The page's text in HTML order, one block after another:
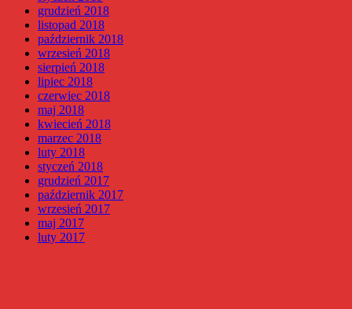
grudzień 2018
listopad 2018
październik 2018
wrzesień 2018
sierpień 2018
lipiec 2018
czerwiec 2018
maj 2018
kwiecień 2018
marzec 2018
luty 2018
styczeń 2018
grudzień 2017
październik 2017
wrzesień 2017
maj 2017
luty 2017